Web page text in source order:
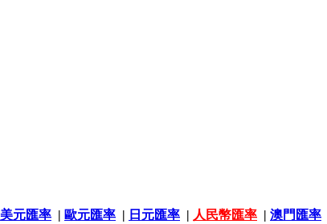
美元匯率 | 歐元匯率 | 日元匯率 | 人民幣匯率 | 澳門匯率